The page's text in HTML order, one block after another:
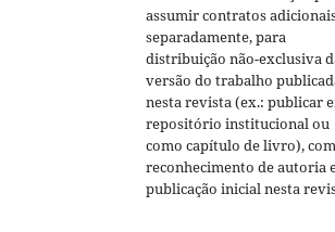
assumir contratos
separadamente, para
distribuição não-exclusiva
versão do trabalho
nesta revista (ex.: publicar
repositório institucional ou
como capítulo de livro), com
reconhecimento de autoria
publicação inicial nesta